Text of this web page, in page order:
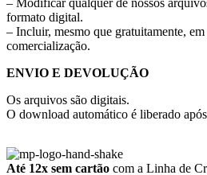
– Modificar qualquer de nossos
formato digital.
– Incluir, mesmo que gratuitamente,
comercialização.
ENVIO E DEVOLUÇÃO
Os arquivos são digitais.
O download automático é liberado
Até 12x sem cartão com a Linha de